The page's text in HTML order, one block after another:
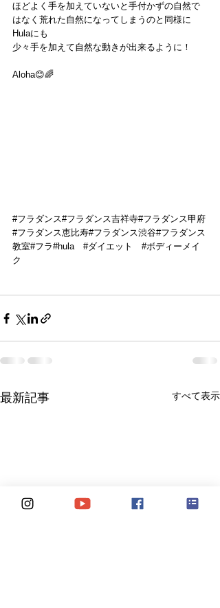
ほどよく手を加えていないと手付かずの自然で
はなく荒れた自然になってしまうのと同様に
Hulaにも
少々手を加えて自然な動きが出来るように！
Aloha😊🌈
#フラダンス#フラダンス吉祥寺#フラダンス甲府
#フラダンス恵比寿#フラダンス渋谷#フラダンス
教室#フラ#hula #ダイエット
#ボディーメイ
ク
最新記事 すべて表示